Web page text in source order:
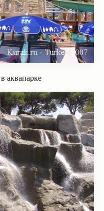
аквапарке